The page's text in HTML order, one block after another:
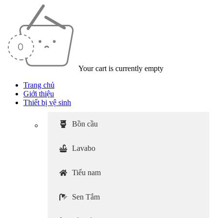
Your cart is currently empty
Trang chủ
Giới thiệu
Thiết bị vệ sinh
Bồn cầu
Lavabo
Tiểu nam
Sen Tắm